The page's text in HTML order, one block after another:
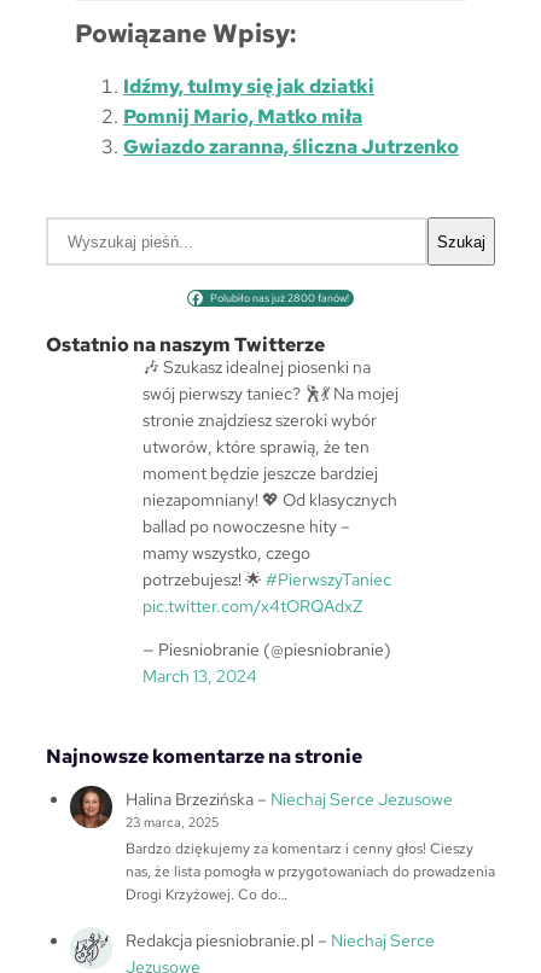
Powiązane Wpisy:
Idźmy, tulmy się jak dziatki
Pomnij Mario, Matko miła
Gwiazdo zaranna, śliczna Jutrzenko
a
Szukaj
Polubiło nas już 2800 fanów!
Ostatnio na naszym Twitterze
🎶 Szukasz idealnej piosenki na
swój pierwszy taniec? 🕺💃 Na mojej
stronie znajdziesz szeroki wybór
utworów, które sprawią, że ten
moment będzie jeszcze bardziej
niezapomniany! 💖 Od klasycznych
ballad po nowoczesne hity –
mamy wszystko, czego
potrzebujesz! 🌟 #PierwszyTaniec
pic.twitter.com/x4tORQAdxZ
— Piesniobranie (@piesniobranie)
March 13, 2024
Najnowsze komentarze na stronie
Halina Brzezińska– Niechaj Serce Jezusowe
23 marca, 2025
Bardzo dziękujemy za komentarz i cenny głos! Cieszy
nas, że lista pomogła w przygotowaniach do prowadzenia
Drogi Krzyżowej. Co do…
Redakcja piesniobranie.pl – Niechaj Serce
Jezusowe